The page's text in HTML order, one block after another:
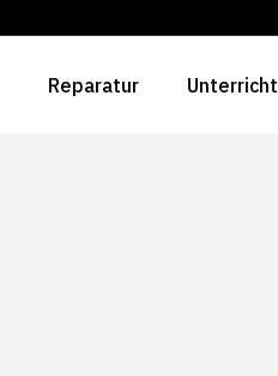
Reparatur Unterricht